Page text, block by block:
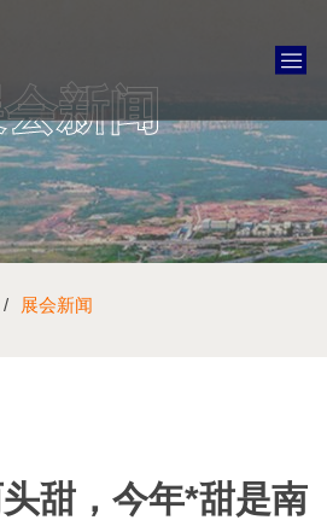
新闻
展会新闻
甜，今年*甜是南